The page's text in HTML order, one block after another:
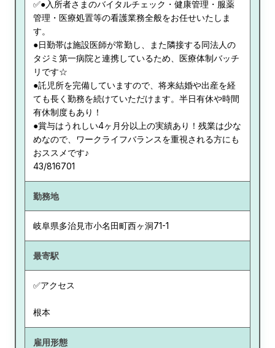
✅●入所者さまのバイタルチェック・健康管理・服薬
管理・医療処置等の看護業務全般をお任せいたしま
す。
●日勤帯は施設医師が常勤し、また隣接する同法人の
タジミ第一病院と連携しているため、医療体制バッチ
リです☆
●託児所を完備していますので、将来結婚や出産を経
ても長く勤務を続けていただけます。半日有休や時間
有休制度もあり！
●賞与はうれしい4ヶ月分以上の実績あり！残業は少な
めなので、ワークライフバランスを重視される方にも
おススメです♪
43/816701
勤務地
岐阜県多治見市小名田町西ヶ洞71-1
最寄駅
✅アクセス
根本
雇用形態